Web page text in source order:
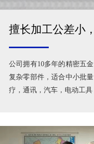
擅长加工公差小
公司拥有10多年的精密五
复杂零部件，适合中小批
疗，通讯，汽车，电动工具